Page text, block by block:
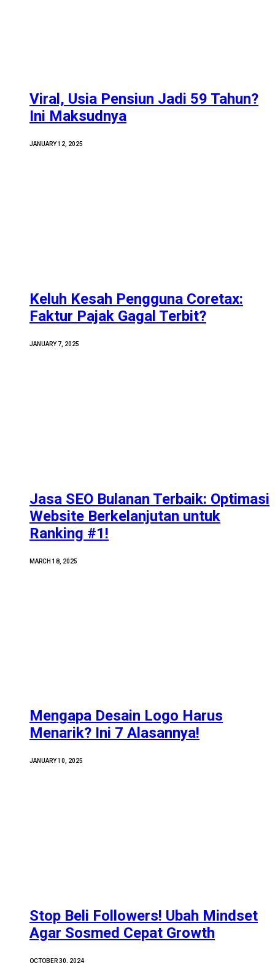
Viral, Usia Pensiun Jadi 59 Tahun?
Ini Maksudnya
JANUARY 12, 2025
Keluh Kesah Pengguna Coretax:
Faktur Pajak Gagal Terbit?
JANUARY 7, 2025
Jasa SEO Bulanan Terbaik: Optimasi
Website Berkelanjutan untuk
Ranking #1!
MARCH 18, 2025
Mengapa Desain Logo Harus
Menarik? Ini 7 Alasannya!
JANUARY 10, 2025
Stop Beli Followers! Ubah Mindset
Agar Sosmed Cepat Growth
OCTOBER 30, 2024